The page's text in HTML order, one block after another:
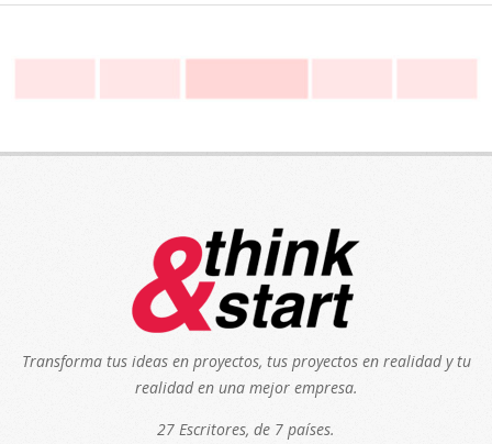
Transforma tus ideas en proyectos, tus proyectos en realidad y tu
realidad en una mejor empresa.
27 Escritores, de 7 países.